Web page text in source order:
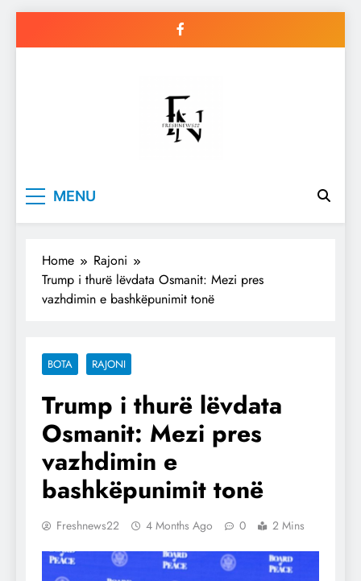
MENU
Home
Rajoni
Trump i thurë lëvdata Osmanit: Mezi pres
vazhdimin e bashkëpunimit tonë
BOTA RAJONI
Trump i thurë lëvdata
Osmanit: Mezi pres
vazhdimin e
bashkëpunimit tonë
Freshnews22 4 Months Ago 0 2 Mins